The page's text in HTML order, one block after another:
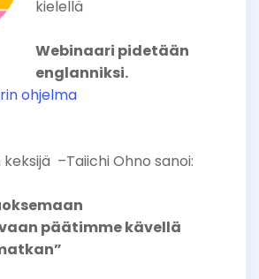
kielellä
Webinaari pidetään
englanniksi.
ohjelma
–Taiichi Ohno sanoi:
päätimme kävellä